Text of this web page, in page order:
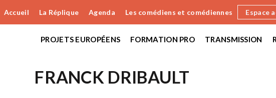
Accueil La Réplique Agenda Les comédiens et comédiennes Espace
PROJETS EUROPÉENS FORMATION PRO TRANSMISSION
FRANCK DRIBAULT